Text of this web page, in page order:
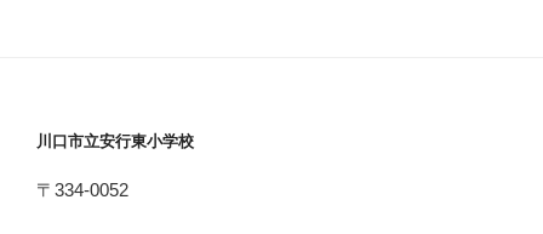
川口市立安行東小学校
〒334-0052